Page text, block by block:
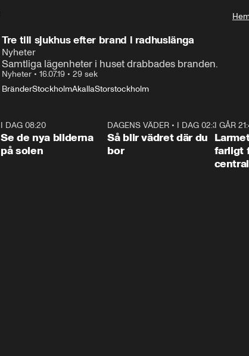
Tre till sjukhus efter brand i radhuslänga
Nyheter
Samtliga lägenheter i huset drabbades branden.
Nyheter • 16.07.19 • 29 sek
BränderStockholmAkallaStorstockholm
I DAG 08:20
Se de nya bilderna
på solen
1:06
DAGENS VÄDER • I DAG 02:30
Så blir vädret där du
bor
I GÅR
farligt